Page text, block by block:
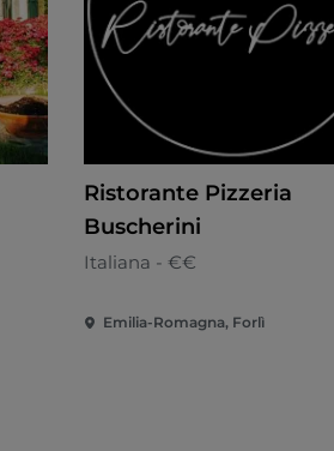
Ristorante Pizzeria
Buscherini
Italiana - €€
Emilia-Romagna, Forlì